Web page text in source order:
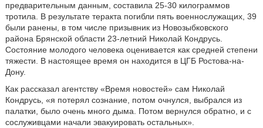
предварительным данным, составила 25-30 килограммов
тротила. В результате теракта погибли пять военнослужащих, 39
были ранены, в том числе призывник из Новозыбковского
района Брянской области 23-летний Николай Кондрусь.
Состояние молодого человека оценивается как средней степени
тяжести. В настоящее время он находится в ЦГБ Ростова-на-
Дону.
Как рассказал агентству «Время новостей» сам Николай
Кондрусь, «я потерял сознание, потом очнулся, выбрался из
палатки, было очень много дыма. Потом вернулся обратно, и с
сослуживцами начали эвакуировать остальных».